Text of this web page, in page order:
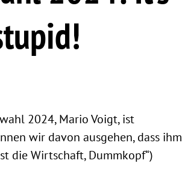
2024, Mario Voigt, ist
wir davon ausgehen, dass ihm
die Wirtschaft, Dummkopf“)